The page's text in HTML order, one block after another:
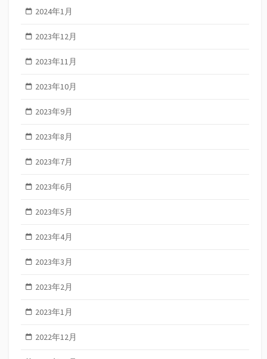
2024年1月
2023年12月
2023年11月
2023年10月
2023年9月
2023年8月
2023年7月
2023年6月
2023年5月
2023年4月
2023年3月
2023年2月
2023年1月
2022年12月